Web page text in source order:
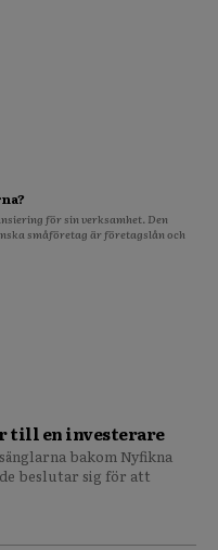
till en investerare
bakom Nyfikna
beslutar sig för att
för sin verksamhet. Den
småföretag är företagslån och